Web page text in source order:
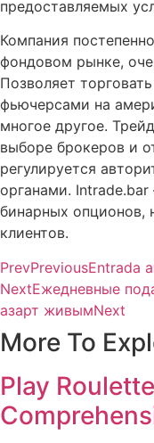
предоставляемых
Компания
фондовом рынке,
Позволяет
фьючерсами на
многое другое.
выборе брокеров и
регулируется
органами.
бинарных опционов,
клиентов.
PrevPreviousEntrada
NextЕжедневные
азарт живымNext
More To
Play